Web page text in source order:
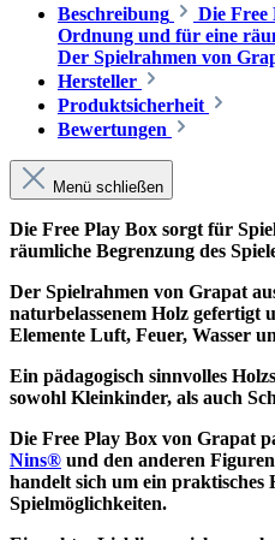
Beschreibung
Die Free
Ordnung und für eine
Der Spielrahmen von
Hersteller
Produktsicherheit
Bewertungen
Menü schließen
Die Free Play Box sorgt für
räumliche Begrenzung des
Der Spielrahmen von Grapat
naturbelassenem Holz gefertigt
Elemente Luft, Feuer, Wasser
Ein pädagogisch sinnvolles
sowohl Kleinkinder, als auch
Die Free Play Box von Grapat
Nins® und den anderen
handelt sich um ein praktisches
Spielmöglichkeiten.